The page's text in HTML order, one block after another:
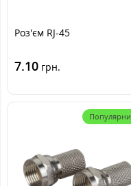
Роз'єм RJ-45
7.10 грн.